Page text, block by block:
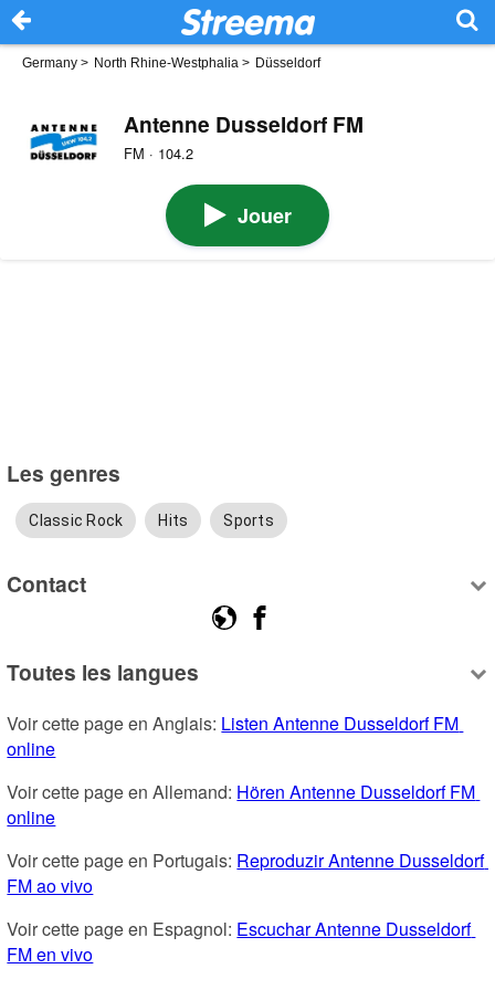
Germany > North Rhine-Westphalia > Düsseldorf
Antenne Dusseldorf FM
FM · 104.2
Jouer
Les genres
Classic Rock Hits Sports
Contact
Toutes les langues
Voir cette page en Anglais: Listen Antenne Dusseldorf FM
online
Voir cette page en Allemand: Hören Antenne Dusseldorf FM
online
Voir cette page en Portugais: Reproduzir Antenne Dusseldorf
FM ao vivo
Voir cette page en Espagnol: Escuchar Antenne Dusseldorf
FM en vivo